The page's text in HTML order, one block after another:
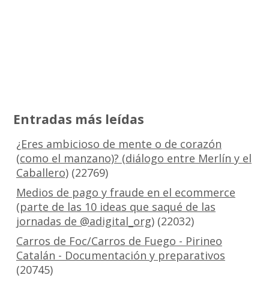
Entradas más leídas
¿Eres ambicioso de mente o de corazón
(como el manzano)? (diálogo entre Merlín y el
Caballero)(22769)
Medios de pago y fraude en el ecommerce
(parte de las 10 ideas que saqué de las
jornadas de @adigital_org)(22032)
Carros de Foc/Carros de Fuego - Pirineo
Catalán - Documentación y preparativos
(20745)